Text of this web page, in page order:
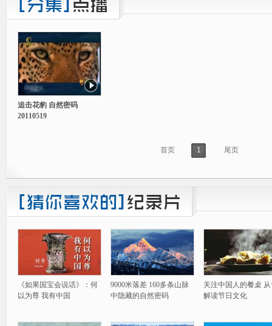
追击花豹 自然密码
20110519
首页 1 尾页
《如果国宝会说话》：何
以为尊 我有中国
9000米落差 160多条山脉
中隐藏的自然密码
关注中国人的餐桌
解读节日文化